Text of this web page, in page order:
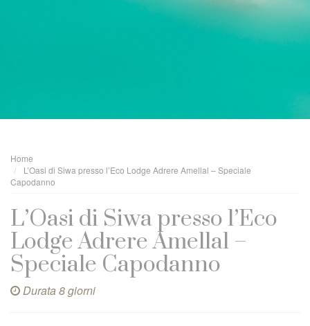
Home
L’Oasi di Siwa presso l’Eco Lodge Adrere Amellal – Speciale
Capodanno
L’Oasi di Siwa presso l’Eco
Lodge Adrere Amellal –
Speciale Capodanno
Durata 8 giorni